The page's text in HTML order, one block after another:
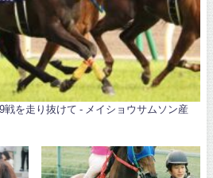
を走り抜けて - メイショウサムソン産